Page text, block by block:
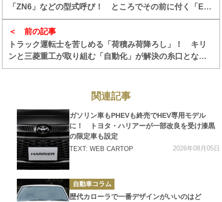
前の記事
トラック運転士を苦しめる「荷積み荷降ろし」！ キリ
ンと三菱重工が取り組む「自動化」が解決の糸口となる
か
「ZN6」などの型式呼び！ ところでその前に付く「E」
とか「3BA」は誰も呼ばないけど一体なに？
関連記事
カ
テ
ゴ
リ
ー
ガソリン車もPHEVも終売でHEV専用モデル
に！ トヨタ・ハリアーが一部改良を受け漆黒
の限定車も設定
TEXT: WEB CARTOP 2026年08月05日
カ
テ
ゴ
リ
自動車コラム
歴代カローラで一番デザインがいいのはど